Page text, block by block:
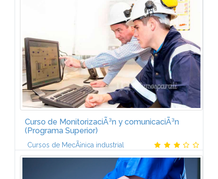
de cÃ³mics de CCC tendrÃ¡s una formaciÃ³n artÃ­stica
y tÃ©cnica lo mÃ¡s completa posible sobre el
Curso de MonitorizaciÃ³n y comunicaciÃ³n
(Programa Superior)
Cursos de MecÃ¡nica industrial
El curso estÃ¡ formado por 3 mÃ³dulos:AUTÃMATAS
PROGRAMABLES I (6 ECTS)IntroducciÃ³n a la